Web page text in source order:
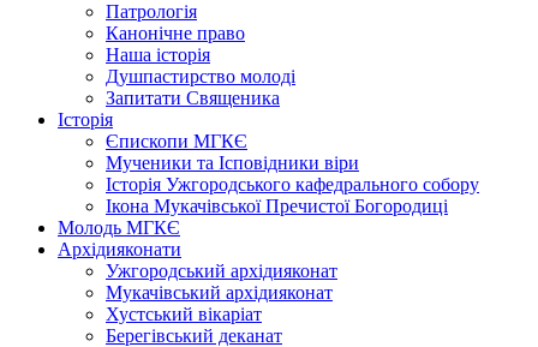
Патрологія
Канонічне право
Наша історія
Душпастирство молоді
Запитати Священика
Історія
Єпископи МГКЄ
Мученики та Ісповідники віри
Історія Ужгородського кафедрального собору
Ікона Мукачівської Пречистої Богородиці
Молодь МГКЄ
Архідияконати
Ужгородський архідияконат
Мукачівський архідияконат
Хустський вікаріат
Берегівський деканат